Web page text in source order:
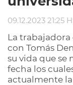
09.12.2023 21:25
La trabajadora
con Tomás
su vida que se
fecha los
actualmente